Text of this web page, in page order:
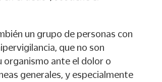
un grupo de personas con
que no son
organismo ante el dolor o
generales, y especialmente